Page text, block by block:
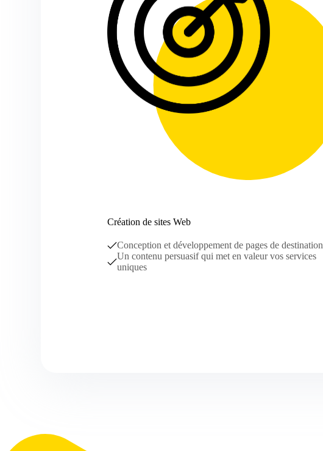
Création de sites Web
Conception et développement de pages de destination
Un contenu persuasif qui met en valeur vos services
uniques